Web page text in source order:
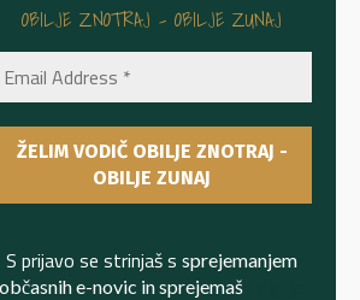
OBILJE ZNOTRAJ - OBILJE ZUNAJ
S prijavo se strinjaš s sprejemanjem
občasnih e-novic in sprejemaš